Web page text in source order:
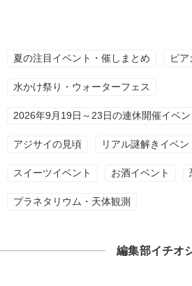
夏の注目イベント・催しまとめ ビ
水かけ祭り・ウォーターフェス
2026年9月19日～23日の連休開催イベン
アジサイの見頃 リアル謎解きイベン
スイーツイベント お酒イベント
プラネタリウム・天体観測
編集部イチオ